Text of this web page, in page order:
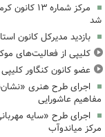
مرکز
شد
بازدید مدیرکل کانون
کلیپی از فعالیت‌های
عضو کانون کنگاور
اجرای طرح هنری
مفاهیم عاشورایی
اجرای طرح «سایه
مرکز میاندوآب